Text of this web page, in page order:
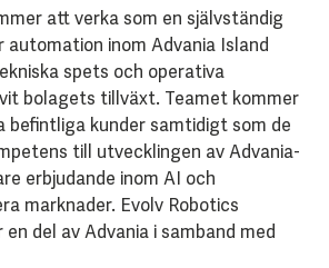
att verka som en självständig
inom Advania Island
spets och operativa
bolagets tillväxt. Teamet kommer
kunder samtidigt som de
till utvecklingen av Advania-
erbjudande inom AI och
marknader. Evolv Robotics
del av Advania i samband med